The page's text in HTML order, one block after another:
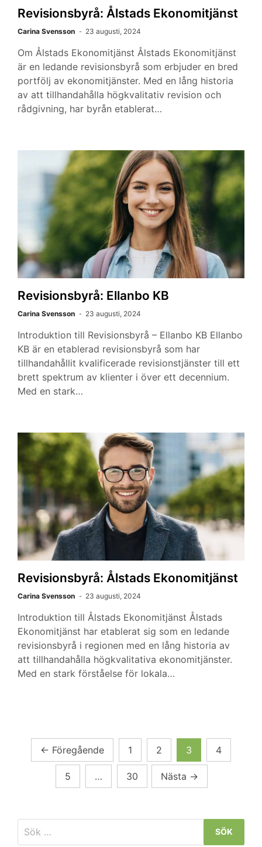
Revisionsbyrå: Ålstads Ekonomitjänst
Carina Svensson 23 augusti, 2024
Om Ålstads Ekonomitjänst Ålstads Ekonomitjänst
är en ledande revisionsbyrå som erbjuder en bred
portfölj av ekonomitjänster. Med en lång historia
av att tillhandahålla högkvalitativ revision och
rådgivning, har byrån etablerat…
Revisionsbyrå: Ellanbo KB
Carina Svensson 23 augusti, 2024
Introduktion till Revisionsbyrå – Ellanbo KB Ellanbo
KB är en etablerad revisionsbyrå som har
tillhandahållit kvalificerade revisionstjänster till ett
brett spektrum av klienter i över ett decennium.
Med en stark…
Revisionsbyrå: Ålstads Ekonomitjänst
Carina Svensson 23 augusti, 2024
Introduktion till Ålstads Ekonomitjänst Ålstads
Ekonomitjänst har etablerat sig som en ledande
revisionsbyrå i regionen med en lång historia av
att tillhandahålla högkvalitativa ekonomitjänster.
Med en stark förståelse för lokala…
Sidnumrering
inlägg
← Föregående 1 2 3 4
5 … 30 Nästa →
efter: